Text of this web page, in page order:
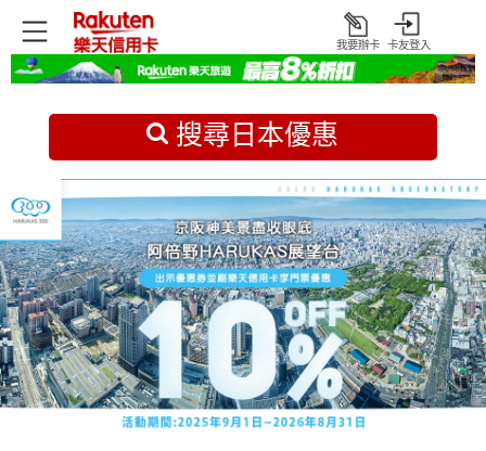
打
開
我要辦卡 卡友登入
首頁 日本旅遊優惠
搜尋日本優惠